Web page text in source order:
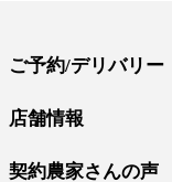
ご予約/デリバリー
店舗情報
契約農家さんの声